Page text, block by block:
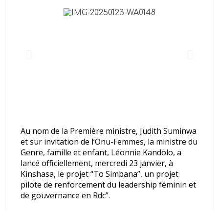
FC mises à leur charge
DRC-Passeport : Crise totale de
Au nom de la Première ministre, Judith Suminwa
et sur invitation de l’Onu-Femmes, la ministre du
Genre, famille et enfant, Léonnie Kandolo, a
lancé officiellement, mercredi 23 janvier, à
Kinshasa, le projet “To Simbana”, un projet
pilote de renforcement du leadership féminin et
de gouvernance en Rdc”.